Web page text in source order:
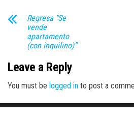
Regresa “Se
vende
apartamento
(con inquilino)”
Leave a Reply
You must be logged in to post a